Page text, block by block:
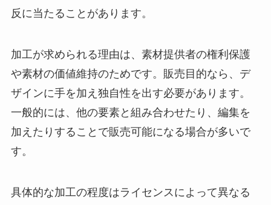
反に当たることがあります。
加工が求められる理由は、素材提供者の権利保護
や素材の価値維持のためです。販売目的なら、デ
ザインに手を加え独自性を出す必要があります。
一般的には、他の要素と組み合わせたり、編集を
加えたりすることで販売可能になる場合が多いで
す。
具体的な加工の程度はライセンスによって異なる